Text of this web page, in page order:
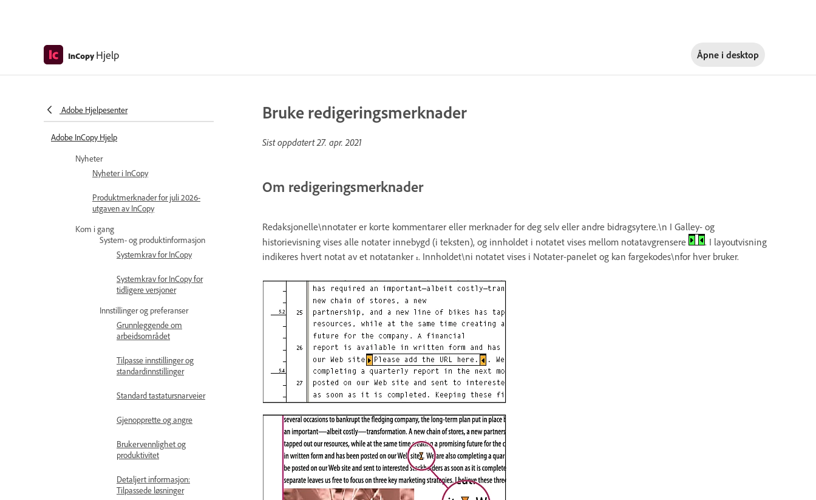
InCopy Hjelp Åpne i desktop
Adobe Hjelpesenter
Adobe InCopy Hjelp
Nyheter
Nyheter i InCopy
Produktmerknader for juli 2026-
utgaven av InCopy
Kom i gang
System- og produktinformasjon
Systemkrav for InCopy
Systemkrav for InCopy for
tidligere versjoner
Innstillinger og preferanser
Grunnleggende om
arbeidsområdet
Tilpasse innstillinger og
standardinnstillinger
Standard tastatursnarveier
Gjenopprette og angre
Brukervennlighet og
produktivitet
Detaljert informasjon:
Tilpassede løsninger
Bruke redigeringsmerknader
Sist oppdatert27. apr. 2021
Om redigeringsmerknader
Redaksjonelle\nnotater er korte kommentarer eller merknader for deg selv eller andre bidragsytere.\n I Galley- og
historievisning vises alle notater innebygd (i teksten), og innholdet i notatet vises mellom notatavgrensere
. I layoutvisning
indikeres hvert notat av et notatanker . Innholdet\ni notatet vises i Notater-panelet og kan fargekodes\nfor hver bruker.